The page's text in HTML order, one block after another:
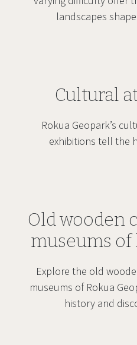
landscapes
Cultural
Rokua Geopark’s
exhibitions tell the
Old wooden
museums
Explore the old
museums of Rokua
history and